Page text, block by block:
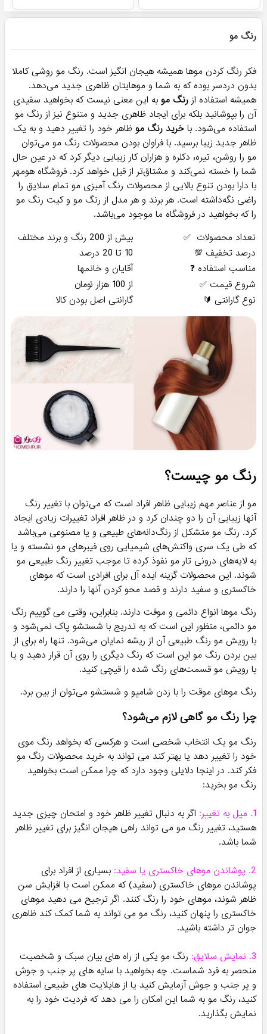
رنگ مو
فکر رنگ کردن موها همیشه هیجان انگیز است. رنگ مو روشی کاملا
بدون دردسر بوده که به شما و موهایتان ظاهری جدید می‌دهد.
همیشه استفاده از رنگ مو به این معنی نیست که بخواهید سفیدی
آن را بپوشانید بلکه برای ایجاد ظاهری جدید و متنوع نیز از رنگ مو
استفاده می‌شود. با خرید رنگ مو ظاهر خود را تغییر دهید و به یک
ظاهر جدید زیبا برسید. با فراوان بودن محصولات رنگ مو می‌توان
مو را روشن، تیره، دکلره و هزاران کار زیبایی دیگر کرد که در عین حال
شما را خسته نمی‌کند و مشتاق‌تر از قبل خواهد کرد. فروشگاه هومهر
با دارا بودن تنوع بالایی از محصولات رنگ آمیزی مو تمام سلایق را
راضی نگه‌داشته است. هر برند و هر مدل از رنگ مو و کیت رنگ مو
را که بخواهید در فروشگاه ما موجود می‌‌باشد.
تعداد محصولات ✅
بیش از 200 رنگ و برند مختلف
درصد تخفیف 💯
10 تا 20 درصد
مناسب استفاده ❓
آقایان و خانمها
شروع قیمت ✅
از 100 هزار تومان
نوع گارانتی 🔰
گارانتی اصل بودن کالا
رنگ مو چیست؟
مو از عناصر مهم زیبایی ظاهر افراد است که می‌توان با تغییر رنگ
آنها زیبایی آن را دو چندان کرد و در ظاهر افراد تغییرات زیادی ایجاد
کرد. رنگ مو متشکل از رنگ‌دانه‌های طبیعی و یا مصنوعی می‌باشد
که طی یک سری واکنش‌های شیمیایی روی فیبرهای مو نشسته و یا
به لایه‌های درونی تار مو نفوذ کرده تا موجب تغییر رنگ طبیعی مو
شوند. این محصولات گزینه ایده آل برای افرادی است که موهای
خاکستری و سفید دارند و قصد محو کردن آنها را دارند.
رنگ موها انواع دائمی و موقت دارند. بنابراین، وقتی می گوییم رنگ
مو دائمی، منظور این است که به تدریج با شستشو پاک نمی‌شود و
با رویش مو رنگ طبیعی آن از ریشه نمایان می‌شود. تنها راه برای از
بین بردن رنگ مو این است که رنگ دیگری را روی آن قرار دهید و یا
با رویش مو قسمت‌های رنگ شده را قیچی کنید.
رنگ موهای موقت را با زدن شامپو و شستشو می‌توان از بین برد.
چرا رنگ مو گاهی لازم می‌شود؟
رنگ مو یک انتخاب شخصی است و هرکسی که بخواهد رنگ موی
خود را تغییر دهد یا بهتر کند می تواند به خرید محصولات رنگ مو
فکر کند. در اینجا دلایلی وجود دارد که چرا ممکن است بخواهید
رنگ مو بخرید:
1. میل به تغییر:
اگر به دنبال تغییر ظاهر خود و امتحان چیزی جدید
هستید، تغییر رنگ مو می تواند راهی هیجان انگیز برای تغییر ظاهر
شما باشد.
2. پوشاندن موهای خاکستری یا سفید:
بسیاری از افراد برای
پوشاندن موهای خاکستری (سفید) که ممکن است با افزایش سن
ظاهر شوند، موهای خود را رنگ کنند. اگر ترجیح می دهید موهای
خاکستری را پنهان کنید، رنگ مو می تواند به شما کمک کند ظاهری
جوان تر داشته باشید.
3. نمایش سلایق:
رنگ مو یکی از راه های بیان سبک و شخصیت
منحصر به فرد شماست. چه بخواهید با سایه های پر جنب و جوش
و پر جنب و جوش آزمایش کنید یا از هایلایت های طبیعی استفاده
کنید، رنگ مو به شما این امکان را می دهد که فردیت خود را به
نمایش بگذارید.